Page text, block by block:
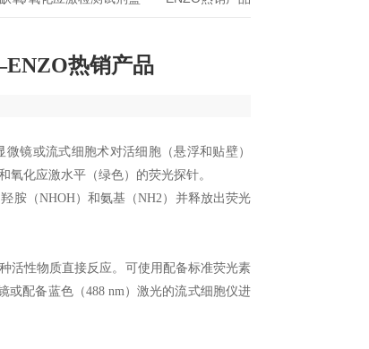
热销产品
微镜或流式细胞术对活细胞（悬浮和贴壁）
氧化应激水平（绿色）的荧光探针。
胺（NHOH）和氨基（NH2）并释放出荧光
活性物质直接反应。可使用配备标准荧光素
或配备蓝色（488 nm）激光的流式细胞仪进